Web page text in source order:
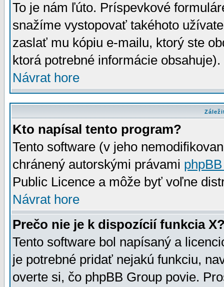
To je nám ľúto. Príspevkové
snažíme vystopovať takéhoto
zaslať mu kópiu e-mailu, ktorý ste
ktorá potrebné informácie
Návrat hore
Kto napísal tento program?
Tento software (v jeho
chránený autorskými právami
Public Licence a môže byť voľne
Návrat hore
Prečo nie je k dispozícií funkcia
Tento software bol napísaný a
je potrebné pridať nejakú funkciu,
overte si, čo phpBB Group povie.